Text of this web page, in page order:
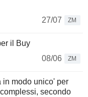
27/07
ZM
il Buy
08/06
ZM
in modo unico' per
secondo